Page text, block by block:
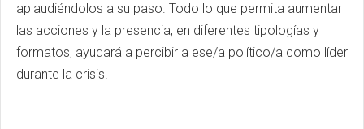
aplaudiéndolos a su paso. Todo lo que permita aumentar
las acciones y la presencia, en diferentes tipologías y
formatos, ayudará a percibir a ese/a político/a como líder
durante la crisis.